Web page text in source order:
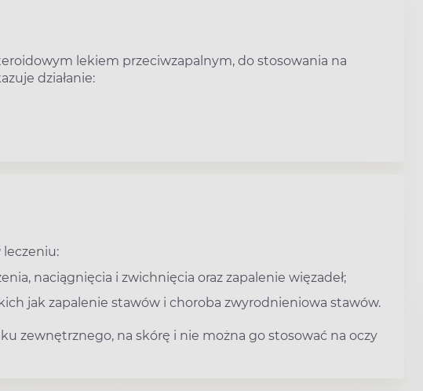
lekiem przeciwzapalnym, do stosowania na
działanie:
leczeniu:
naciągnięcia i zwichnięcia oraz zapalenie więzadeł;
jak zapalenie stawów i choroba zwyrodnieniowa stawów.
zewnętrznego, na skórę i nie można go stosować na oczy